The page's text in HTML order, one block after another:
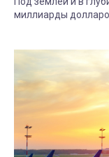
миллиарды